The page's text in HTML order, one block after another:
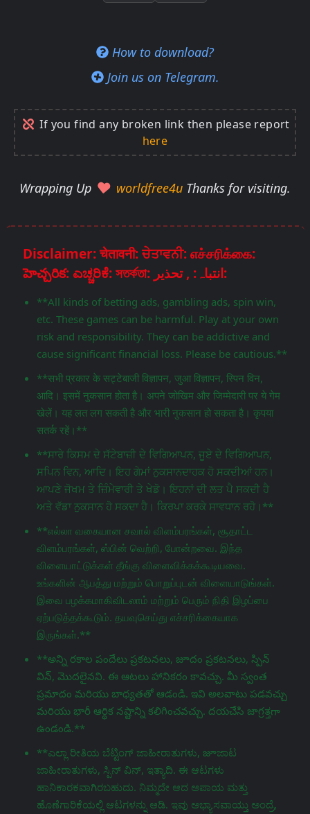
How to download?
Join us on Telegram.
If you find any broken link then please report
here
Wrapping Up worldfree4u Thanks for visiting.
Disclaimer: चेतावनी: ਚੇਤਾਵਨੀ: எச்சரிக்கை:
హెచ్చరిక: ಎಚ್ಚರಿಕೆ: সতর্কতা: انتباہ: , تحذير:
**All kinds of betting ads, gambling ads, spin win,
etc. These games can be harmful. Play at your own
risk and responsibility. They can be addictive and
cause significant financial loss. Please be cautious.**
**सभी प्रकार के सट्टेबाजी विज्ञापन, जुआ विज्ञापन, स्पिन विन,
आदि। इसमें नुकसान होता है। अपने जोखिम और जिम्मेदारी पर ये गेम
खेलें। यह लत लग सकती है और भारी नुकसान हो सकता है। कृपया
सतर्क रहें।**
**ਸਾਰੇ ਕਿਸਮ ਦੇ ਸੱਟੇਬਾਜ਼ੀ ਦੇ ਵਿਗਿਆਪਨ, ਜੂਏ ਦੇ ਵਿਗਿਆਪਨ,
ਸਪਿਨ ਵਿਨ, ਆਦਿ। ਇਹ ਗੇਮਾਂ ਨੁਕਸਾਨਦਾਹਕ ਹੋ ਸਕਦੀਆਂ ਹਨ।
ਆਪਣੇ ਜੋਖਮ ਤੇ ਜ਼ਿੰਮੇਵਾਰੀ ਤੇ ਖੇਡੋ। ਇਹਨਾਂ ਦੀ ਲਤ ਪੈ ਸਕਦੀ ਹੈ
ਅਤੇ ਵੱਡਾ ਨੁਕਸਾਨ ਹੋ ਸਕਦਾ ਹੈ। ਕਿਰਪਾ ਕਰਕੇ ਸਾਵਧਾਨ ਰਹੋ।**
**எல்லா வகையான சவால் விளம்பரங்கள், சூதாட்ட
விளம்பரங்கள், ஸ்பின் வெற்றி, போன்றவை. இந்த
விளையாட்டுக்கள் தீங்கு விளைவிக்கக்கூடியவை.
உங்களின் ஆபத்து மற்றும் பொறுப்புடன் விளையாடுங்கள்.
இவை பழக்கமாகிவிடலாம் மற்றும் பெரும் நிதி இழப்பை
ஏற்படுத்தக்கூடும். தயவுசெய்து எச்சரிக்கையாக
இருங்கள்.**
**అన్ని రకాల పందేలు ప్రకటనలు, జూదం ప్రకటనలు, స్పిన్
విన్, మొదలైనవి. ఈ ఆటలు హానికరం కావచ్చు. మీ స్వంత
ప్రమాదం మరియు బాధ్యతతో ఆడండి. ఇవి అలవాటు పడవచ్చు
మరియు భారీ ఆర్థిక నష్టాన్ని కలిగించవచ్చు. దయచేసి జాగ్రತ್ತగా
ఉండండి.**
**ಎಲ್ಲಾ ರೀತಿಯ ಬೆಟ್ಟಿಂಗ್ ಜಾಹೀರಾತುಗಳು, జూಜಾಟ
ಜಾಹೀರಾತುಗಳು, ಸ್ಪಿನ್ ವಿನ್, ಇತ್ಯಾದಿ. ಈ ಆಟಗಳು
ಹಾನಿಕಾರಕವಾಗಿರಬಹುದು. ನಿಮ್ಮದೇ ಆದ ಅಪಾಯ ಮತ್ತು
ಹೊಣೆಗಾರಿಕೆಯಲ್ಲಿ ಆಟಗಳನ್ನು ಆಡಿ. ಇವು ಅಭ್ಯಾಸವಾಯ್ತು ಅಂದ್ರೆ,